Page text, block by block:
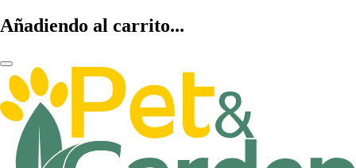
Añadiendo al carrito...